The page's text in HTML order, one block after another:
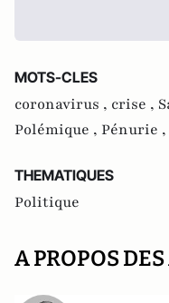
MOTS-CLES
coronavirus , crise ,
Polémique , Pénurie ,
THEMATIQUES
Politique
A PROPOS